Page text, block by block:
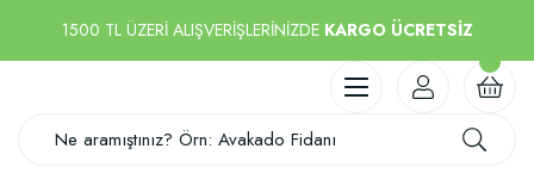
1500 TL ÜZERİ ALIŞVERİŞLERİNİZDE KARGO ÜCRETSİZ